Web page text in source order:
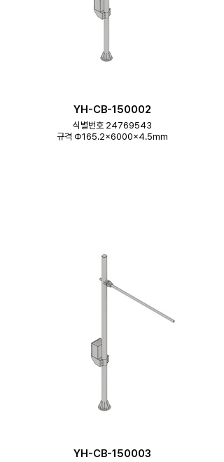
YH-CB-150002
식별번호 24769543
규격 Φ165.2×6000×4.5mm
YH-CB-150003